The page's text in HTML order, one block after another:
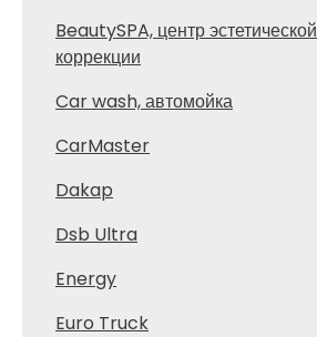
BeautySPA, центр эстетической
коррекции
Car wash, автомойка
CarMaster
Dakap
Dsb Ultra
Energy
Euro Truck